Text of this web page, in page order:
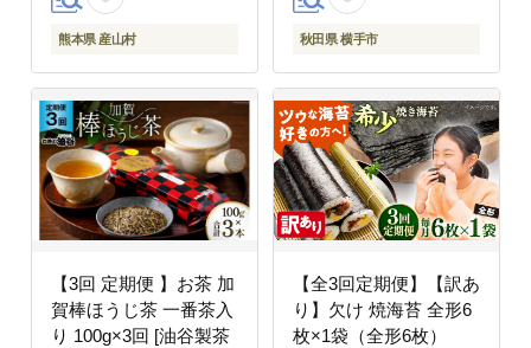
リンク 飲み物 飲料 セ
ット ロングライフ 熊本
ubuyama_tbt_3_12p---
熊本県 産山村 秋田県 横手市
【3回 定期便 】お茶 加
賀棒ほうじ茶 一番茶入
り 100g×3回 [油谷製茶
【全3回定期便】【訳あ
り】欠け 焼海苔 全形6
枚×1袋（全形6枚）